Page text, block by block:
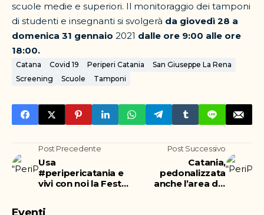
scuole medie e superiori. Il monitoraggio dei tamponi
di studenti e insegnanti si svolgerà da giovedì 28 a
domenica 31 gennaio 2021 dalle ore 9:00 alle ore
18:00.
Catana Covid 19 Periperi Catania
San Giuseppe La Rena
Screening
Scuole Tamponi
Post Precedente
Usa
#peripericatania e
vivi con noi la Festa
Post Successivo
Catania,
pedonalizzata
anche l’area del